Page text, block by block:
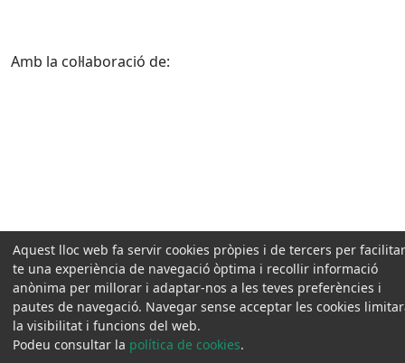
Amb la col·laboració de:
Aquest lloc web fa servir cookies pròpies i de tercers per
te una experiència de navegació òptima i recollir informació
anònima per millorar i adaptar-nos a les teves preferències i
pautes de navegació. Navegar sense acceptar les cookies
la visibilitat i funcions del web.
Podeu consultar la política de cookies.